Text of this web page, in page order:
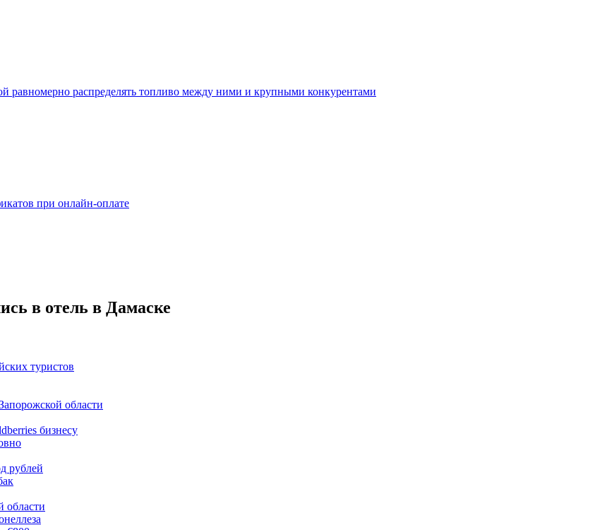
равномерно распределять топливо между ними и крупными конкурентами
при онлайн-оплате
в отель в Дамаске
туристов
области
бизнесу
рублей
области